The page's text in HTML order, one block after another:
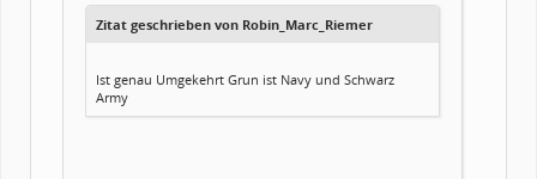
Zitat geschrieben von Robin_Marc_Riemer
Ist genau Umgekehrt Grun ist Navy und Schwarz
Army